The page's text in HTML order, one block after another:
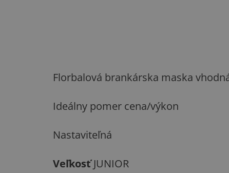
Florbalová brankárska maska
Ideálny pomer cena/výkon
Nastaviteľná
VeľkosťJUNIOR